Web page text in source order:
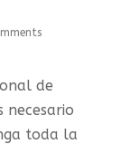
de
toda la